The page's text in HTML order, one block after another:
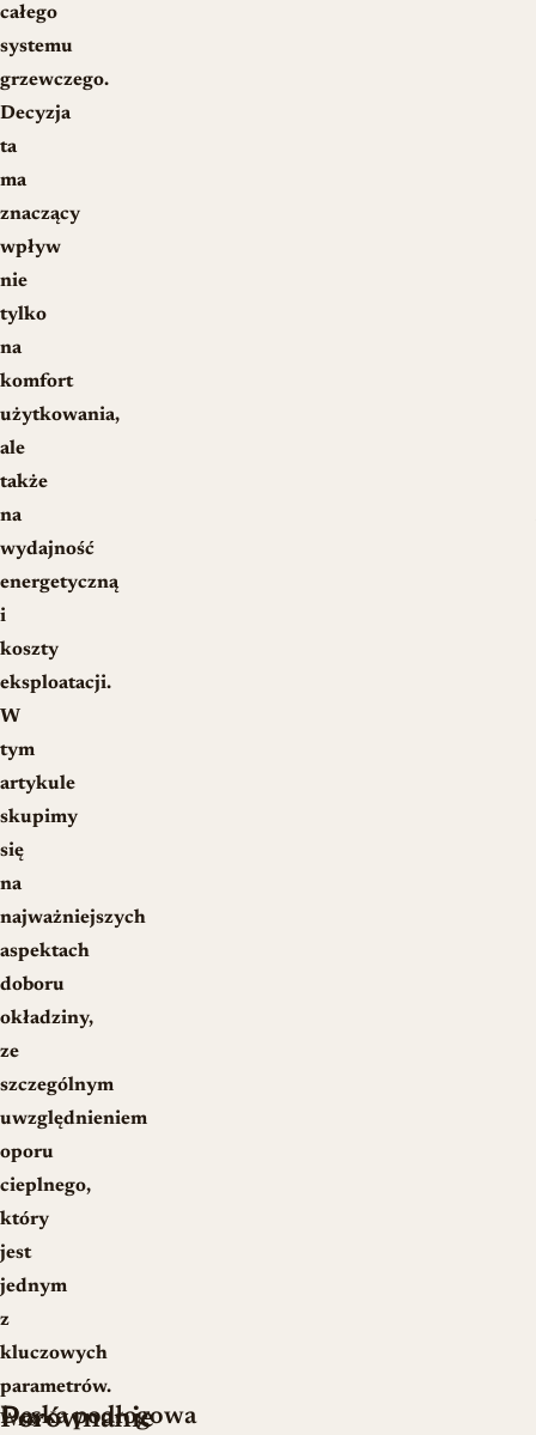
całego
systemu
grzewczego.
Decyzja
ta
ma
znaczący
wpływ
nie
tylko
na
komfort
użytkowania,
ale
także
na
wydajność
energetyczną
i
koszty
eksploatacji.
W
tym
artykule
skupimy
się
na
najważniejszych
aspektach
doboru
okładziny,
ze
szczególnym
uwzględnieniem
oporu
cieplnego,
który
jest
jednym
z
kluczowych
parametrów.
Wzór
Porównanie
Deska podłogowa